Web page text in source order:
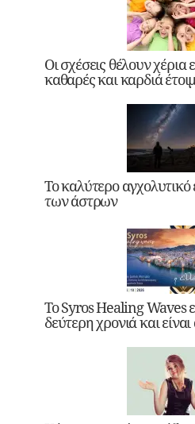
Οι σχέσεις θέλουν χέρια
καθαρές και καρδιά
Το καλύτερο
των άστρων
Το Syros Healing Waves
δεύτερη χρονιά και